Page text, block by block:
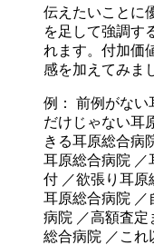
伝えたいことに
を足して強調す
れます。付加価
感を加えてみま
例： 前例がない
だけじゃない耳
きる耳原総合病
耳原総合病院 ／
付 ／欲張り耳原
耳原総合病院 ／
病院 ／高額査定
総合病院 ／これ